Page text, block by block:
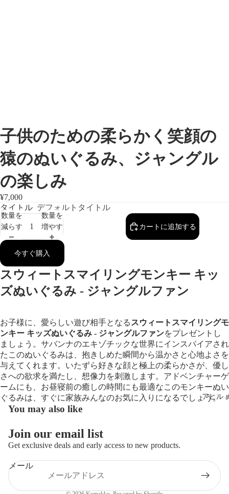
アヒル
画
像
を
全
画
子供のための柔らかく笑顔の
猿のぬいぐるみ、ジャングル
の楽しみ
¥7,000
タイトル デフォルトタイトル
数量を
減らす
数量を
増やす
カートに追加する
今すぐ購入
スウィートスマイリングモンキー キッ
ズぬいぐるみ - ジャングルファン
お子様に、愛らし​​い遊び相手となる スウィートスマイリングモ
ンキー キッズぬいぐるみ - ジャングルファンをプレゼントし
ましょう。サバンナのエキゾチックな世界にインスパイアされ
たこのぬいぐるみは、抱きしめた瞬間から温かさと心地よさを
与えてくれます。いたずら好きな顔と極上の柔らかさが、優し
さへの欲求を満たし、想像力を刺激します。アドベンチャーゲ
ームにも、お昼寝前の癒しの時間にも最適なこのモンキーぬい
ぐるみは、すぐに家族みんなのお気に入りになるでしょう。
You may also like
Join our email list
Get exclusive deals and early access to new products.
メール